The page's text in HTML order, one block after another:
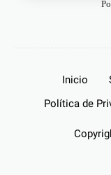
Inicio
Política de